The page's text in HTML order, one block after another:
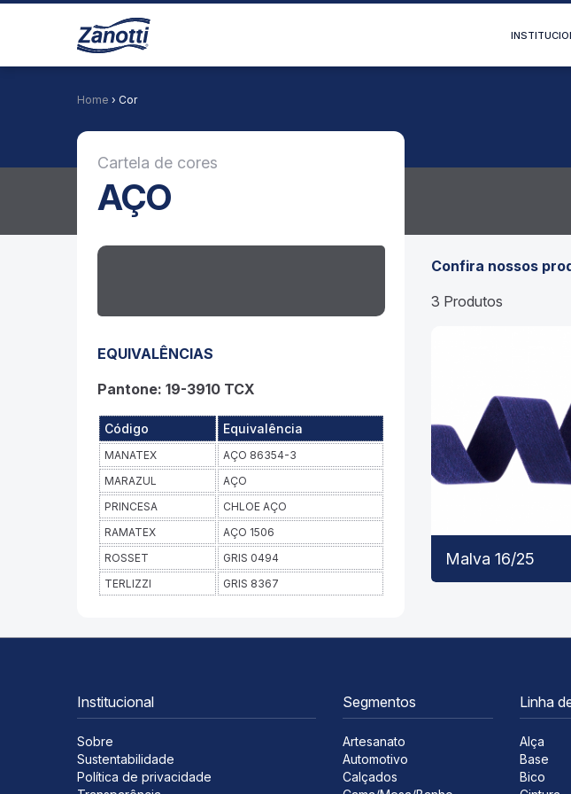
Home › Cor
Cartela de cores
AÇO
EQUIVALÊNCIAS
Pantone: 19-3910 TCX
Código Equivalência
MANATEX
AÇO 86354-3
MARAZUL
AÇO
PRINCESA
CHLOE AÇO
RAMATEX
AÇO 1506
ROSSET
GRIS 0494
TERLIZZI
GRIS 8367
Confira nossos
3 Produtos
Malva 16/25
Institucional
Sobre
Sustentabilidade
Política de privacidade
Segmentos
Artesanato
Automotivo
Calçados
Linha
Alça
Base
Bico